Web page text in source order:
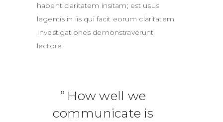
habent claritatem insitam; est usus
legentis in iis qui facit eorum claritatem.
Investigationes demonstraverunt
lectore
How well we
communicate is